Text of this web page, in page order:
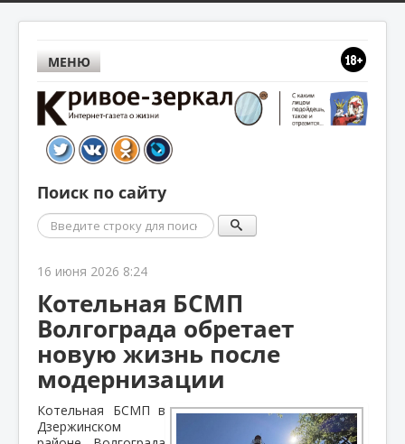
МЕНЮ
Поиск по сайту
Поиск
16 июня 2026 8:24
Котельная БСМП
Волгограда обретает
новую жизнь после
модернизации
Котельная БСМП в
Дзержинском